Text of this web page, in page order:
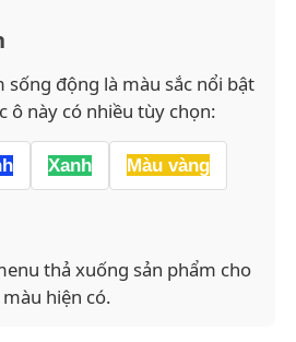
sống động là màu sắc nổi bật
ô này có nhiều tùy chọn:
Xanh Màu vàng
thả xuống sản phẩm cho
hiện có.